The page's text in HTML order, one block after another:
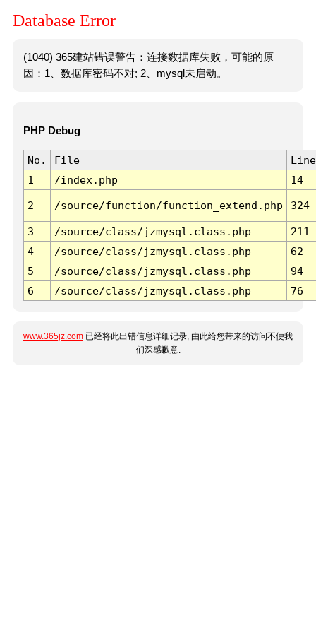
Database Error
(1040) 365建站错误警告：连接数据库失败，可能的原
因：1、数据库密码不对; 2、mysql未启动。
PHP Debug
No. File
Line
1
/index.php 14
2 /source/function/function_extend.php 324
3 /source/class/jzmysql.class.php
211
4
/source/class/jzmysql.class.php
62
5
/source/class/jzmysql.class.php
94
6
/source/class/jzmysql.class.php 76
www.365jz.com 已经将此出错信息详细记录, 由此给您带来的访问不便我
们深感歉意.